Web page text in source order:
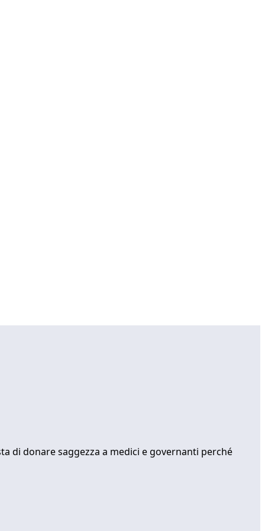
di donare saggezza a medici e governanti perché